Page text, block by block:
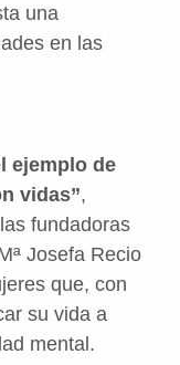
una
en las
ejemplo de
vidas”,
fundadoras
Josefa Recio
que, con
su vida a
mental.